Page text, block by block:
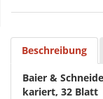
Beschreibung
Baier &
kariert, 32 Blatt